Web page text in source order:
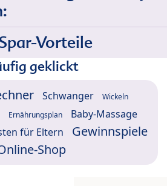
Vorteile
geklickt
Schwanger Wickeln
Ernährungsplan Baby-Massage
für Eltern
Gewinnspiele
Shop